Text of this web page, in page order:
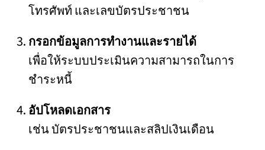
โทรศัพท์ และเลขบัตรประชาชน
กรอกข้อมูลการทำงานและรายได้
เพื่อให้ระบบประเมินความสามารถในการ
ชำระหนี้
อัปโหลดเอกสาร
เช่น บัตรประชาชนและสลิปเงินเดือน